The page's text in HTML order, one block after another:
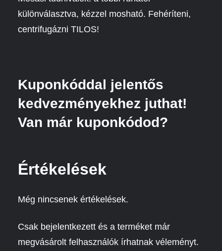
különválasztva, kézzel mosható. Fehéríteni,
centrifugázni TILOS!
Kuponkóddal jelentős
kedvezményekhez juthat!
Van már kuponkódod?
Értékelések
Még nincsenek értékelések.
Csak bejelentkezett és a terméket már
megvásárolt felhasználók írhatnak véleményt.